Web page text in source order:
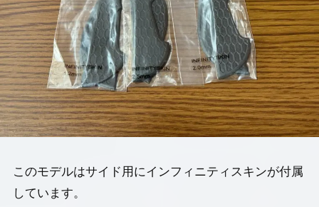
このモデルはサイド用にインフィニティスキンが付属
しています。